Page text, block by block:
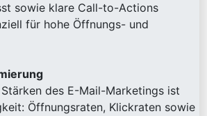
sowie klare Call-to-Actions
für hohe Öffnungs- und
des E-Mail-Marketings ist
Öffnungsraten, Klickraten sowie